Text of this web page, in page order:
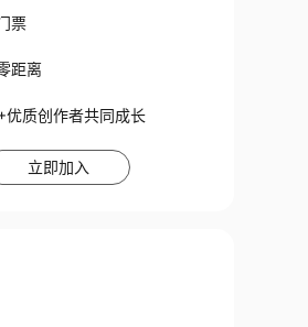
票
距离
质创作者共同成长
立即加入